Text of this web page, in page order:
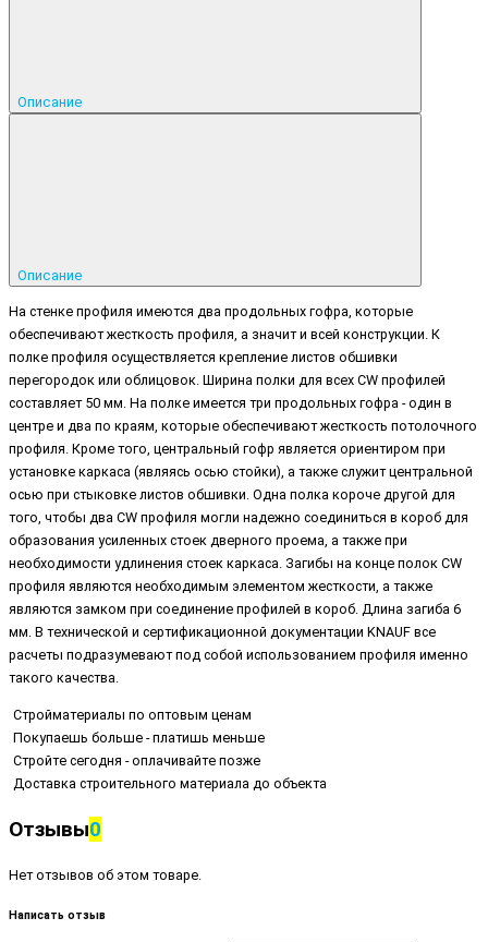
Описание
Описание
На стенке профиля имеются два продольных гофра, которые
обеспечивают жесткость профиля, а значит и всей конструкции. К
полке профиля осуществляется крепление листов обшивки
перегородок или облицовок. Ширина полки для всех CW профилей
составляет 50 мм. На полке имеется три продольных гофра - один в
центре и два по краям, которые обеспечивают жесткость потолочного
профиля. Кроме того, центральный гофр является ориентиром при
установке каркаса (являясь осью стойки), а также служит центральной
осью при стыковке листов обшивки. Одна полка короче другой для
того, чтобы два CW профиля могли надежно соединиться в короб для
образования усиленных стоек дверного проема, а также при
необходимости удлинения стоек каркаса. Загибы на конце полок CW
профиля являются необходимым элементом жесткости, а также
являются замком при соединение профилей в короб. Длина загиба 6
мм. В технической и сертификационной документации KNAUF все
расчеты подразумевают под собой использованием профиля именно
такого качества.
Стройматериалы по оптовым ценам
Покупаешь больше - платишь меньше
Стройте сегодня - оплачивайте позже
Доставка строительного материала до объекта
Отзывы0
Нет отзывов об этом товаре.
Написать отзыв